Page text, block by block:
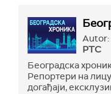
Autor:
РТС
Београдска
Репортери на
догађаји,